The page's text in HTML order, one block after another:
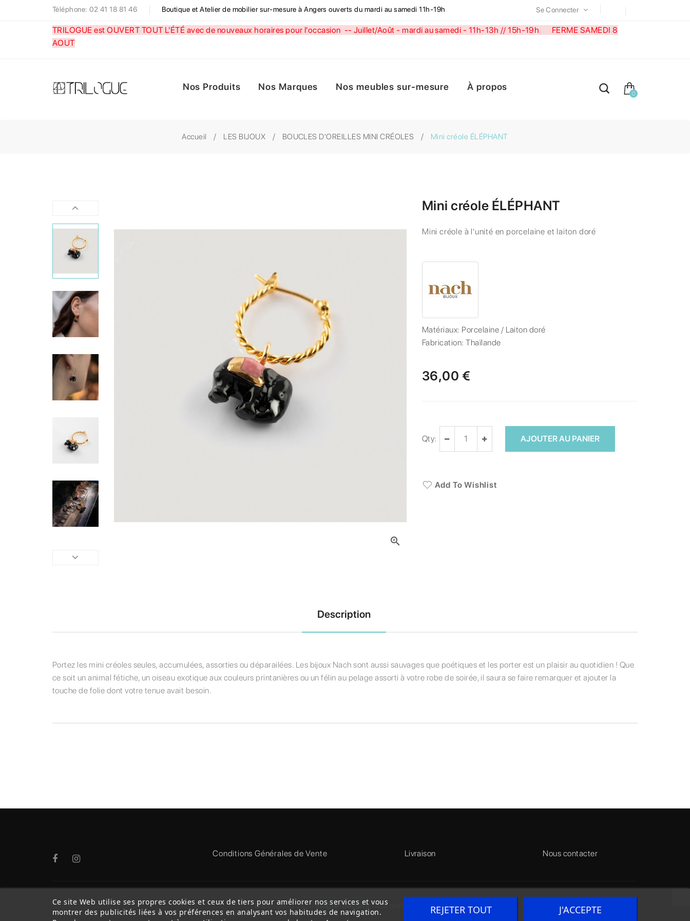
Téléphone: 02 41 18 81 46 Boutique et Atelier de mobilier sur-mesure à Angers ouverts du mardi au samedi 11h-19h Se Connecter
TRILOGUE est OUVERT TOUT L'ÉTÉ avec de nouveaux horaires pour l'occasion -- Juillet/Août - mardi au samedi - 11h-13h // 15h-19h FERME SAMEDI 8
AOUT
Nos Produits Nos Marques Nos meubles sur-mesure À propos
0
Accueil LES BIJOUX BOUCLES D'OREILLES MINI CRÉOLES Mini créole ÉLÉPHANT

Mini créole ÉLÉPHANT
Mini créole à l'unité en porcelaine et laiton doré
Matériaux: Porcelaine / Laiton doré
Fabrication:Thaïlande
36,00 €
Qty: AJOUTER AU PANIER
Add To Wishlist
Description
Portez les mini créoles seules, accumulées, assorties ou déparailées. Les bijoux Nach sont aussi sauvages que poétiques et les porter est un plaisir au quotidien ! Que
ce soit un animal fétiche, un oiseau exotique aux couleurs printanières ou un félin au pelage assorti à votre robe de soirée, il saura se faire remarquer et ajouter la
touche de folie dont votre tenue avait besoin.
Conditions Générales de Vente Livraison Nous contacter
Copyright © 2020 trilogue-design.fr . Tous droits réservés
Ce site Web utilise ses propres cookies et ceux de tiers pour améliorer nos services et vous
montrer des publicités liées à vos préférences en analysant vos habitudes de navigation.
REJETER TOUT J'ACCEPTE